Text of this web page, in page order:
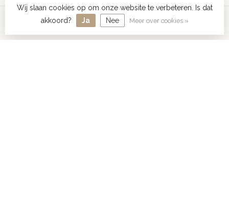
Mijn account
Wij slaan cookies op om onze website te verbeteren. Is dat
akkoord?
Ja Nee Meer over cookies »